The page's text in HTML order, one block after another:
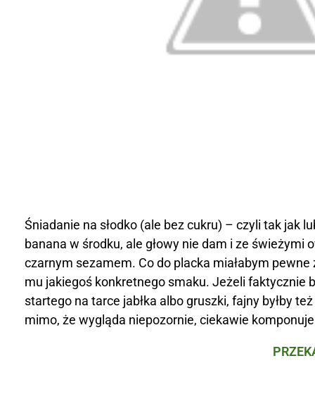
Śniadanie na słodko (ale bez cukru) – czyli tak jak
banana w środku, ale głowy nie dam i ze świeżymi
czarnym sezamem. Co do placka miałabym
mu jakiegoś konkretnego smaku. Jeżeli faktycznie
startego na tarce jabłka albo gruszki, fajny byłby
mimo, że wygląda niepozornie, ciekawie